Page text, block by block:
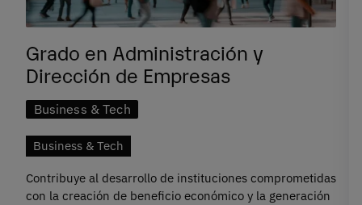
Grado en Administración y
Dirección de Empresas
Business & Tech
Business & Tech
Contribuye al desarrollo de instituciones comprometidas
con la creación de beneficio económico y la generación